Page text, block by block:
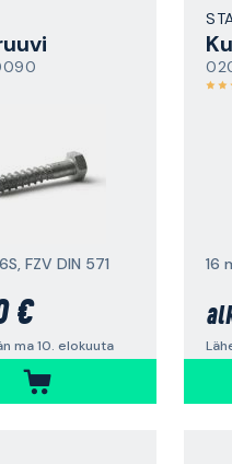
FZV DIN 571
€
ma 10. elokuuta
16